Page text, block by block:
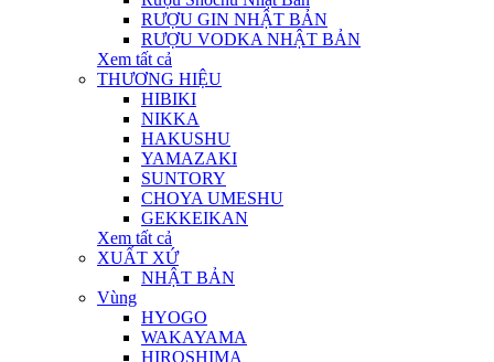
RƯỢU GIN NHẬT BẢN
RƯỢU VODKA NHẬT BẢN
Xem tất cả
THƯƠNG HIỆU
HIBIKI
NIKKA
HAKUSHU
YAMAZAKI
SUNTORY
CHOYA UMESHU
GEKKEIKAN
Xem tất cả
XUẤT XỨ
NHẬT BẢN
Vùng
HYOGO
WAKAYAMA
HIROSHIMA